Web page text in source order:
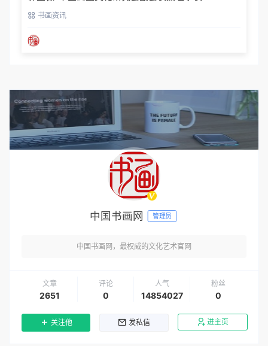
书画资讯
中国书画网 管理员
中国书画网，最权威的文化艺术官网
文章
2651
评论
0
人气
14854027
粉丝
0
关注他 发私信 进主页